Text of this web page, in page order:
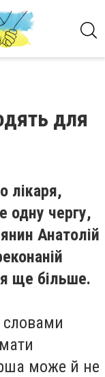
для
лікаря,
одну чергу,
Анатолій
ще більше.
може й не